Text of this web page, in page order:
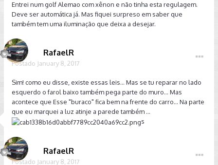
Entrei num golf Alemao com xênon e não tinha esta regulagem.
Deve ser automática já. Mas fiquei surpreso em saber que
também tem uma iluminação que deixa a desejar.
RafaelR
Postado January 8, 2017
Sim! como eu disse, existe essas leis... Mas se tu reparar no lado
esquerdo o farol baixo também pega parte do muro... Mas
acontece que Esse "buraco" fica bem na frente do carro... Na parte
que eu marquei a luz atinje a parede também ...
s
RafaelR
Postado January 8, 2017